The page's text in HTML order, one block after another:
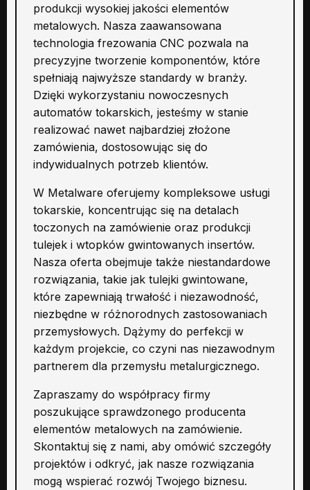
produkcji wysokiej jakości elementów
metalowych. Nasza zaawansowana
technologia frezowania CNC pozwala na
precyzyjne tworzenie komponentów, które
spełniają najwyższe standardy w branży.
Dzięki wykorzystaniu nowoczesnych
automatów tokarskich, jesteśmy w stanie
realizować nawet najbardziej złożone
zamówienia, dostosowując się do
indywidualnych potrzeb klientów.
W Metalware oferujemy kompleksowe usługi
tokarskie, koncentrując się na detalach
toczonych na zamówienie oraz produkcji
tulejek i wtopków gwintowanych insertów.
Nasza oferta obejmuje także niestandardowe
rozwiązania, takie jak tulejki gwintowane,
które zapewniają trwałość i niezawodność,
niezbędne w różnorodnych zastosowaniach
przemysłowych. Dążymy do perfekcji w
każdym projekcie, co czyni nas niezawodnym
partnerem dla przemysłu metalurgicznego.
Zapraszamy do współpracy firmy
poszukujące sprawdzonego producenta
elementów metalowych na zamówienie.
Skontaktuj się z nami, aby omówić szczegóły
projektów i odkryć, jak nasze rozwiązania
mogą wspierać rozwój Twojego biznesu.